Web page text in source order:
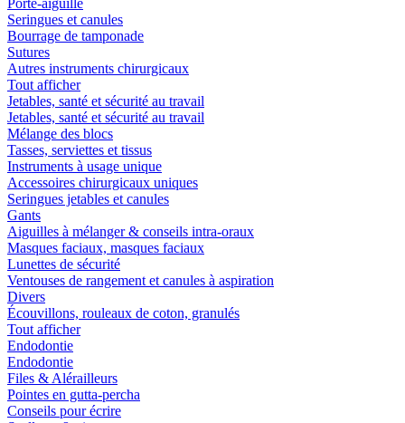
Porte-aiguille
Seringues et canules
Bourrage de tamponade
Sutures
Autres instruments chirurgicaux
Tout afficher
Jetables, santé et sécurité au travail
Jetables, santé et sécurité au travail
Mélange des blocs
Tasses, serviettes et tissus
Instruments à usage unique
Accessoires chirurgicaux uniques
Seringues jetables et canules
Gants
Aiguilles à mélanger & conseils intra-oraux
Masques faciaux, masques faciaux
Lunettes de sécurité
Ventouses de rangement et canules à aspiration
Divers
Écouvillons, rouleaux de coton, granulés
Tout afficher
Endodontie
Endodontie
Files & Alérailleurs
Pointes en gutta-percha
Conseils pour écrire